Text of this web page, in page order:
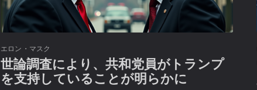
エロン・マスク
世論調査により、共和党員がトランプ
を支持していることが明らかに